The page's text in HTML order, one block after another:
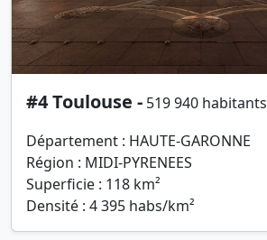
#4 Toulouse - 519 940 habitants
Département : HAUTE-GARONNE
Région : MIDI-PYRENEES
Superficie : 118 km²
Densité : 4 395 habs/km²